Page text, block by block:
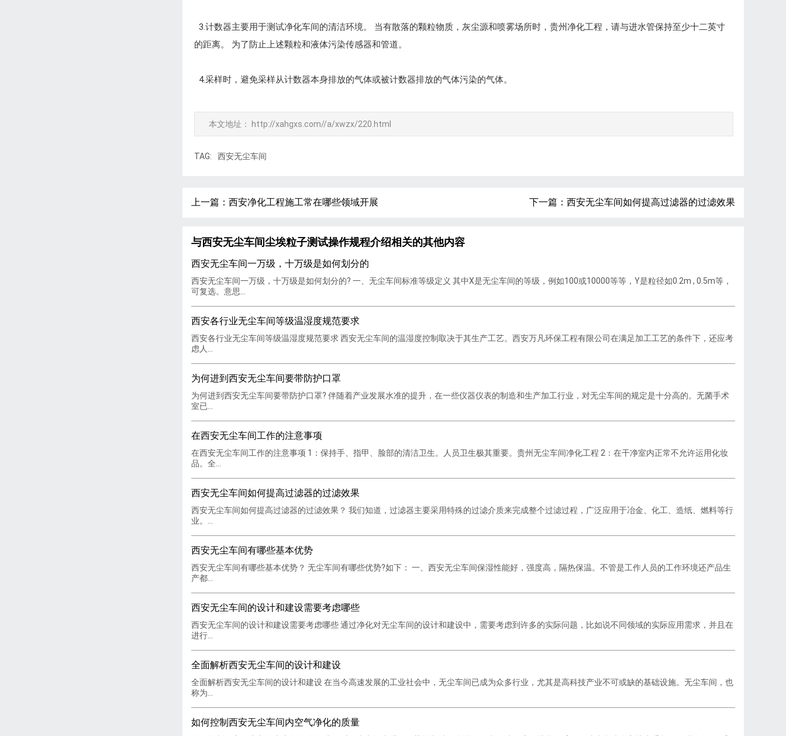
3.计数器主要用于测试净化车间的清洁环境。 当有散落的颗粒物质，灰尘源和喷雾场所时，贵州净化工程，请与进水管保持至少十二英寸
的距离。 为了防止上述颗粒和液体污染传感器和管道。
4.采样时，避免采样从计数器本身排放的气体或被计数器排放的气体污染的气体。
本文地址： http://xahgxs.com//a/xwzx/220.html
TAG: 西安无尘车间
上一篇： 西安净化工程施工常在哪些领域开展 下一篇： 西安无尘车间如何提高过滤器的过滤效果
与西安无尘车间尘埃粒子测试操作规程介绍相关的其他内容
西安无尘车间一万级，十万级是如何划分的
西安无尘车间一万级，十万级是如何划分的? 一、无尘车间标准等级定义 其中X是无尘车间的等级，例如100或10000等等，Y是粒径如0.2m , 0.5m等，
可复选。意思...
西安各行业无尘车间等级温湿度规范要求
西安各行业无尘车间等级温湿度规范要求 西安无尘车间的温湿度控制取决于其生产工艺。西安万凡环保工程有限公司在满足加工工艺的条件下，还应考
虑人...
为何进到西安无尘车间要带防护口罩
为何进到西安无尘车间要带防护口罩? 伴随着产业发展水准的提升，在一些仪器仪表的制造和生产加工行业，对无尘车间的规定是十分高的。无菌手术
室已...
在西安无尘车间工作的注意事项
在西安无尘车间工作的注意事项 1：保持手、指甲、脸部的清洁卫生。人员卫生极其重要。贵州无尘车间净化工程 2：在干净室内正常不允许运用化妆
品。全...
西安无尘车间如何提高过滤器的过滤效果
西安无尘车间如何提高过滤器的过滤效果？ 我们知道，过滤器主要采用特殊的过滤介质来完成整个过滤过程，广泛应用于冶金、化工、造纸、燃料等行
业。...
西安无尘车间有哪些基本优势
西安无尘车间有哪些基本优势？ 无尘车间有哪些优势?如下： 一、西安无尘车间保湿性能好，强度高，隔热保温。不管是工作人员的工作环境还产品生
产都...
西安无尘车间的设计和建设需要考虑哪些
西安无尘车间的设计和建设需要考虑哪些 通过净化对无尘车间的设计和建设中，需要考虑到许多的实际问题，比如说不同领域的实际应用需求，并且在
进行...
全面解析西安无尘车间的设计和建设
全面解析西安无尘车间的设计和建设 在当今高速发展的工业社会中，无尘车间已成为众多行业，尤其是高科技产业不可或缺的基础设施。无尘车间，也
称为...
如何控制西安无尘车间内空气净化的质量